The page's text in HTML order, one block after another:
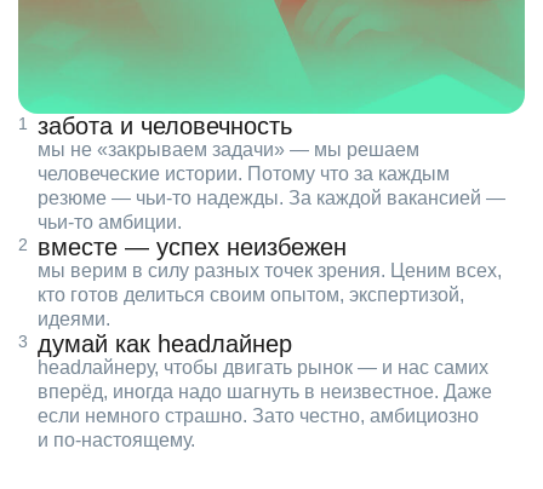
забота и человечность
мы не «закрываем задачи» — мы решаем
человеческие истории. Потому что за каждым
резюме — чьи‑то надежды. За каждой вакансией —
чьи‑то амбиции.
вместе — успех неизбежен
мы верим в силу разных точек зрения. Ценим всех,
кто готов делиться своим опытом, экспертизой,
идеями.
думай как headлайнер
headлайнеру, чтобы двигать рынок — и нас самих
вперёд, иногда надо шагнуть в неизвестное. Даже
если немного страшно. Зато честно, амбициозно
и по‑настоящему.